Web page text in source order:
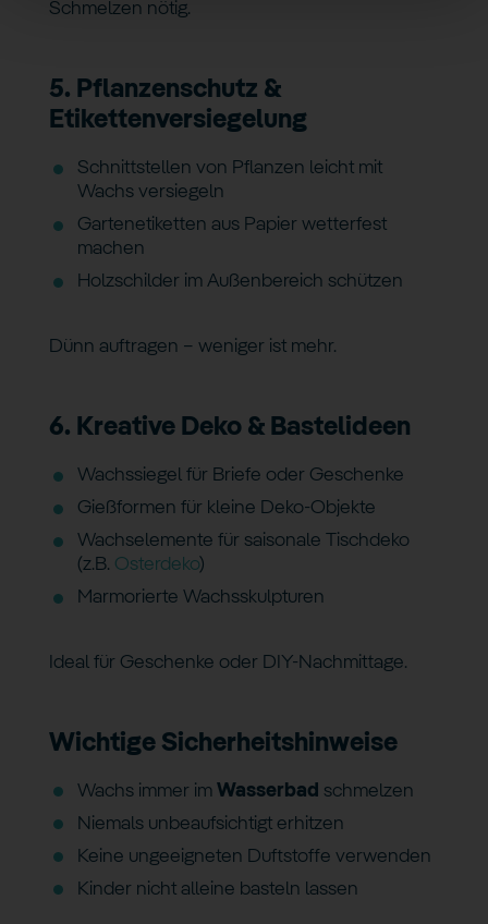
Schmelzen nötig.
5. Pflanzenschutz &
Etikettenversiegelung
Schnittstellen von Pflanzen leicht mit
Wachs versiegeln
Gartenetiketten aus Papier wetterfest
machen
Holzschilder im Außenbereich schützen
Dünn auftragen – weniger ist mehr.
6. Kreative Deko & Bastelideen
Wachssiegel für Briefe oder Geschenke
Gießformen für kleine Deko-Objekte
Wachselemente für saisonale Tischdeko
(z.B. Osterdeko)
Marmorierte Wachsskulpturen
Ideal für Geschenke oder DIY-Nachmittage.
Wichtige Sicherheitshinweise
Wachs immer im Wasserbad schmelzen
Niemals unbeaufsichtigt erhitzen
Keine ungeeigneten Duftstoffe verwenden
Kinder nicht alleine basteln lassen